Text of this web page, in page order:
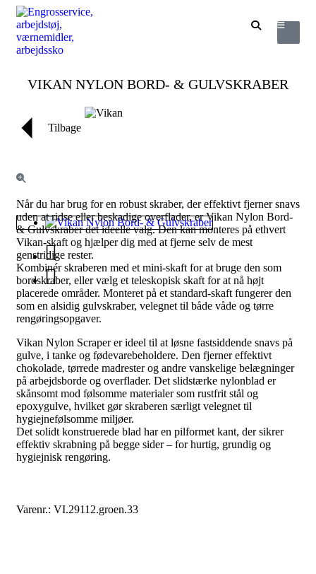
VIKAN NYLON BORD- & GULVSKRABER
Tilbage
Når du har brug for en robust skraber, der effektivt fjerner snavs
uden at ridse eller beskadige overflader, er Vikan Nylon Bord-
& Gulvskraber det ideelle valg. Den kan monteres på ethvert
Vikan-skaft og hjælper dig med at fjerne selv de mest
genstridige rester.
Kombinér skraberen med et mini-skaft for at bruge den som
bordskraber, eller vælg et teleskopisk skaft for at nå højt
placerede områder. Monteret på et standard-skaft fungerer den
som en alsidig gulvskraber, velegnet til både våde og tørre
rengøringsopgaver.
Vikan Nylon Scraper er ideel til at løsne fastsiddende snavs på
gulve, i tanke og fødevarebeholdere. Den fjerner effektivt
chokolade, tørrede madrester og andre vanskelige belægninger
på arbejdsborde og overflader. Det slidstærke nylonblad er
skånsomt mod følsomme materialer som rustfrit stål og
epoxygulve, hvilket gør skraberen særligt velegnet til
hygiejnefølsomme miljøer.
Det solidt konstruerede blad har en pilformet kant, der sikrer
effektiv skrabning på begge sider – for hurtig, grundig og
hygiejnisk rengøring.
Varenr.: VI.29112.groen.33